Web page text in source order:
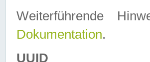
Weiterführende
Dokumentation.
UUID